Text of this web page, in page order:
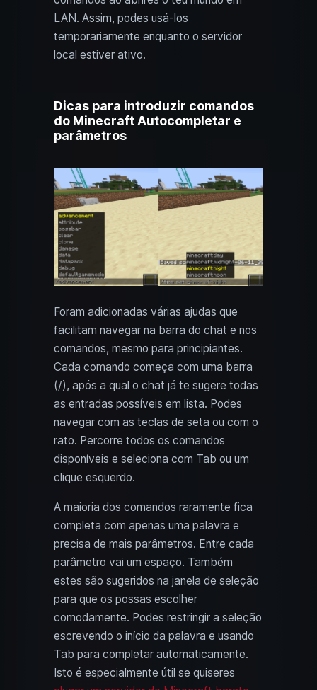
LAN. Assim, podes usá‑los
temporariamente enquanto o servidor
local estiver ativo.
Dicas para introduzir comandos
do Minecraft Autocompletar e
parâmetros
Foram adicionadas várias ajudas que
facilitam navegar na barra do chat e nos
comandos, mesmo para principiantes.
Cada comando começa com uma barra
(/), após a qual o chat já te sugere todas
as entradas possíveis em lista. Podes
navegar com as teclas de seta ou com o
rato. Percorre todos os comandos
disponíveis e seleciona com Tab ou um
clique esquerdo.
A maioria dos comandos raramente fica
completa com apenas uma palavra e
precisa de mais parâmetros. Entre cada
parâmetro vai um espaço. Também
estes são sugeridos na janela de seleção
para que os possas escolher
comodamente. Podes restringir a seleção
escrevendo o início da palavra e usando
Tab para completar automaticamente.
Isto é especialmente útil se quiseres